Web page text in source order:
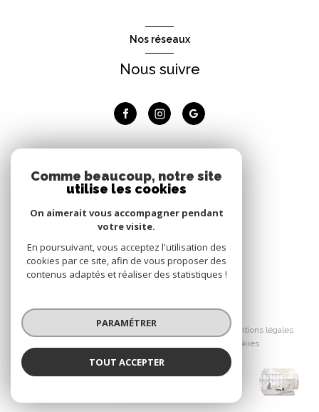
QUARTIERS PARISIENS
Nos réseaux
Nous suivre
Nous adhérons
© 2026 | Tous droits réservés
Mentions légales
Cookies
Réalisé par :
Comme beaucoup, notre site
utilise les cookies
On aimerait vous accompagner pendant
votre visite.
En poursuivant, vous acceptez l'utilisation des
cookies par ce site, afin de vous proposer des
contenus adaptés et réaliser des statistiques !
PARAMÉTRER
TOUT ACCEPTER